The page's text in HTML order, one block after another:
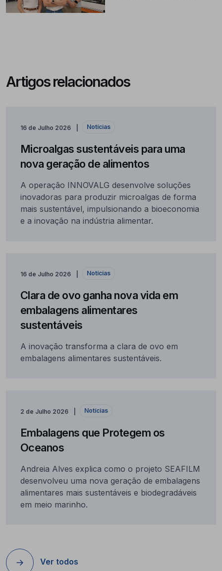
Artigos relacionados
16 de Julho 2026 Notícias
Microalgas sustentáveis para uma
nova geração de alimentos
A operação INNOVALG desenvolve soluções
inovadoras para produzir microalgas de forma
mais sustentável, impulsionando a bioeconomia
e a inovação na indústria alimentar.
16 de Julho 2026 Notícias
Clara de ovo ganha nova vida em
embalagens alimentares
sustentáveis
A inovação transforma a clara de ovo em
embalagens alimentares sustentáveis.
2 de Julho 2026 Notícias
Embalagens que Protegem os
Oceanos
Andreia Alves explica como o projeto SEAFILM
desenvolveu uma nova geração de embalagens
alimentares mais sustentáveis e biodegradáveis
em meio marinho.
Ver todos